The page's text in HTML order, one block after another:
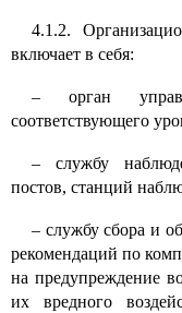
4.1.2.
включает в себя:
–орган
соответствующего
–
службу
постов, станций
– службу сбора и
рекомендаций по
на предупреждение
их вредного